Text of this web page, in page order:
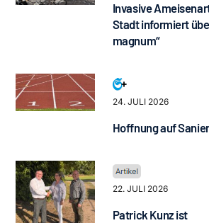
Invasive
Stadt informiert
magnum“
24. JULI 2026
Hoffnung auf
22. JULI 2026
Patrick Kunz ist